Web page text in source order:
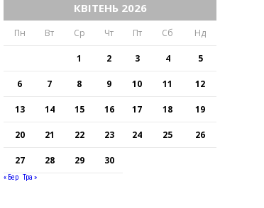
КВІТЕНЬ 2026
Пн Вт Ср Чт Пт Сб Нд
1 2 3 4 5
6 7 8 9 10 11 12
13 14 15 16 17 18 19
20 21 22 23 24 25 26
27 28 29 30
« Бер Тра »